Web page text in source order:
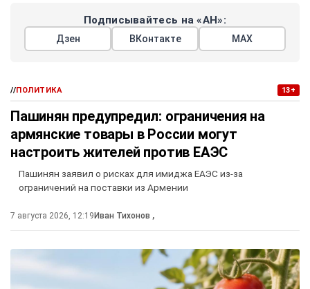
Подписывайтесь на «АН»:
Дзен ВКонтакте МАХ
//ПОЛИТИКА 13+
Пашинян предупредил: ограничения на
армянские товары в России могут
настроить жителей против ЕАЭС
Пашинян заявил о рисках для имиджа ЕАЭС из-за
ограничений на поставки из Армении
7 августа 2026, 12:19 Иван Тихонов ,